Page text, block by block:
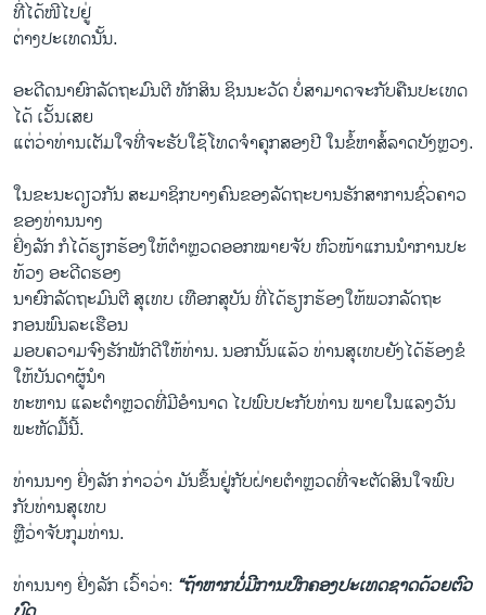
ທີ່ໄດ້​ໜີ​ໄປຢູ່
​ຕ່າງປະ​ເທດ​ນັ້ນ.
ອະດີດ​ນາຍົກລັດຖະມົນຕີ ທັກສິນ ຊິນນະ​ວັດ ບໍ່​ສາມາດ​ຈະ​ກັບ​ຄືນ​ປະ​ເທດ​
ໄດ້ ​ເວັ້ນເສຍ
ແຕ່​ວ່າທ່ານ​ເຕັມ​ໃຈ​ທີ່​ຈະ​ຮັບ​ໃຊ້​ໂທດ​ຈໍາ​ຄຸກ​ສອງ​ປີ ​ໃນ​ຂໍ້​ຫາ​ສໍ້​ລາດ​ບັງ​ຫຼວງ.
​ໃນ​ຂະນະ​ດຽວ​ກັນ ​ສະມາຊິກ​ບາງ​ຄົນ​ຂອງ​ລັດຖະບານ​ຮັກສາ​ການ​ຊົ່ວຄາວ
ຂອງ​ທ່ານນາງ​
ຢິ່ງລັກ ກໍ​ໄດ້​ຮຽກຮ້ອງ​ໃຫ້​ຕໍາຫຼວດອອກ​ໝາຍ​ຈັບ​ ຫົວໜ້າ​ແກນ​ນໍາ​ການ​ປະ​
ທ້ວງ ​ອະດີດ​ຮອງ
​ນາຍົກລັດຖະມົນຕີ ສຸ​ເທບ ​ເທືອ​ກສຸບັນ ທີ່​ໄດ້​ຮຽກຮ້ອງ​ໃຫ້​ພວກລັດຖະ
ກອນ​ພົນລະເຮືອນ
ມອບ​ຄວາມຈົງ​ຮັກ​ພັກດີໃຫ້​ທ່ານ. ນອກ​ນັ້ນ​ແລ້ວ ທ່ານສຸ​ເທບ​ຍັງ​ໄດ້​ຮ້ອງ​ຂໍ​
ໃຫ້​ບັນດາ​ຜູ້​ນໍາ
​ທະຫານ ​ແລະ​ຕໍາ​ຫຼວດທີ່​ມີ​ອໍານາດ ໄປ​ພົບ​ປະກັບ​ທ່ານ​ ພາຍ​ໃນແລງວັນ​
ພະຫັດ​ມື້ນີ້.
ທ່ານ​ນາງ ຢິ່ງລັກ ​ກ່າວ​ວ່າ ມັນ​ຂຶ້ນຢູ່​ກັບ​ຝ່າຍ​ຕໍາຫຼວດ​ທີ່​ຈະ​ຕັດສິນ​ໃຈ​ພົບ
ກັບ​ທ່ານສຸເທບ
ຫຼືວ່າ​ຈັບ​ກຸມ​ທ່ານ.
ທ່ານ​ນາງ ຢິ່ງລັກ ​ເວົ້າ​ວ່າ: “ຖ້າ​ຫາກບໍ່​ມີ​ການ​ປົກຄອງປະ​ເທດ​ຊາດ​ດ້ວຍຕົວ​